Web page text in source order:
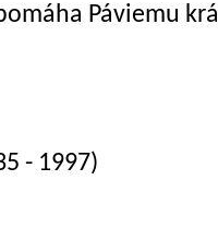
Páviemu
- 1997)